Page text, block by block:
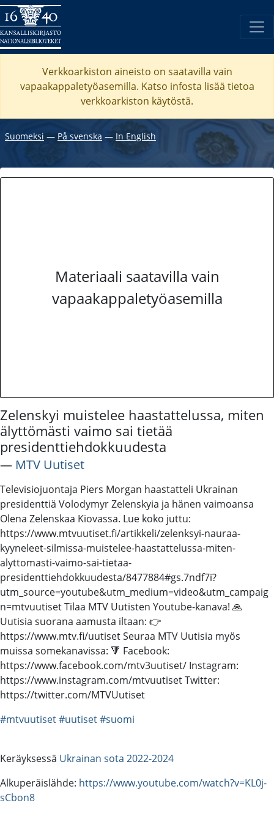
Verkkoarkiston aineisto on saatavilla vain
vapaakappaletyöasemilla. Katso infosta lisää tietoa
verkkoarkiston käytöstä.
Suomeksi ― På svenska ― In English
Materiaali saatavilla vain
vapaakappaletyöasemilla
Zelenskyi muistelee haastattelussa, miten
älyttömästi vaimo sai tietää
presidenttiehdokkuudesta
― MTV Uutiset
Televisiojuontaja Piers Morgan haastatteli Ukrainan
presidenttiä Volodymyr Zelenskyia ja hänen vaimoansa
Olena Zelenskaa Kiovassa. Lue koko juttu:
https://www.mtvuutiset.fi/artikkeli/zelenksyi-nauraa-
kyyneleet-silmissa-muistelee-haastattelussa-miten-
alyttomasti-vaimo-sai-tietaa-
presidenttiehdokkuudesta/8477884#gs.7ndf7i?
utm_source=youtube&utm_medium=video&utm_campaig
n=mtvuutiset Tilaa MTV Uutisten Youtube-kanava! 🙏
Uutisia suorana aamusta iltaan: 👉
https://www.mtv.fi/uutiset Seuraa MTV Uutisia myös
muissa somekanavissa: 🔻 Facebook:
https://www.facebook.com/mtv3uutiset/ Instagram:
https://www.instagram.com/mtvuutiset Twitter:
https://twitter.com/MTVUutiset
#mtvuutiset#uutiset#suomi
Keräyksessä Ukrainan sota 2022-2024
Alkuperäislähde: https://www.youtube.com/watch?v=KL0j-
sCbon8